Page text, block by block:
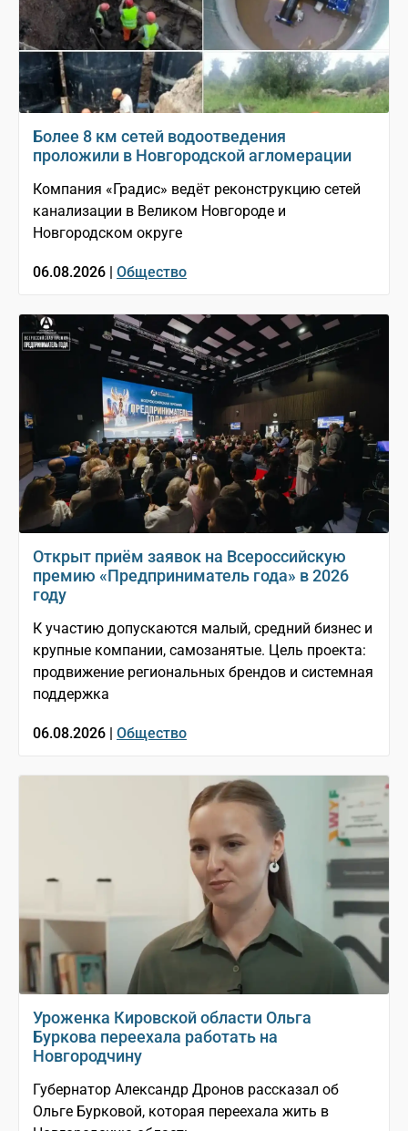
Более 8 км сетей водоотведения
проложили в Новгородской агломерации
Компания «Градис» ведёт реконструкцию сетей
канализации в Великом Новгороде и
Новгородском округе
06.08.2026 | Общество
Открыт приём заявок на Всероссийскую
премию «Предприниматель года» в 2026
году
К участию допускаются малый, средний бизнес и
крупные компании, самозанятые. Цель проекта:
продвижение региональных брендов и системная
поддержка
06.08.2026 | Общество
Уроженка Кировской области Ольга
Буркова переехала работать на
Новгородчину
Губернатор Александр Дронов рассказал об
Ольге Бурковой, которая переехала жить в